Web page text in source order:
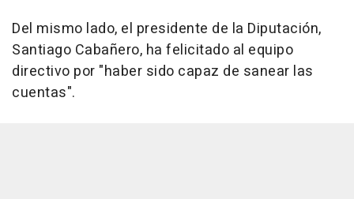
Del mismo lado, el presidente de la Diputación,
Santiago Cabañero, ha felicitado al equipo
directivo por "haber sido capaz de sanear las
cuentas".